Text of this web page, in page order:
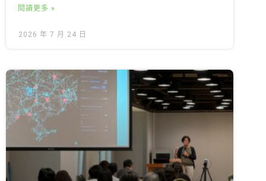
閱讀更多 »
2026 年 7 月 24 日